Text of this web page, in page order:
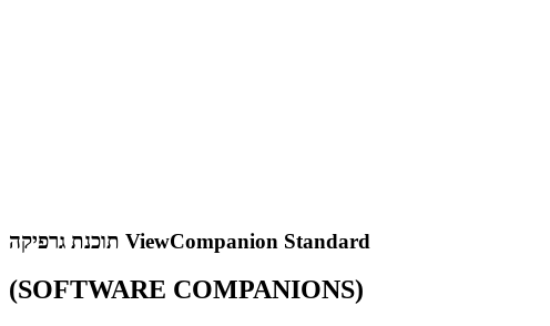
תוכנת גרפיקה ViewCompanion Standard
(SOFTWARE COMPANIONS)